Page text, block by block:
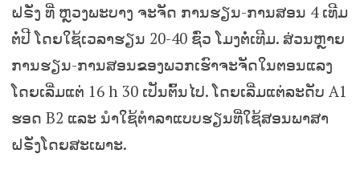
ຝຣັ່ງ ທີ່ ຫຼວງພະບາງ ຈະຈັດ ການຮຽນ-ການສອນ 4 ເທີມ
ຕໍ່ປີ ໂດຍໃຊ້ເວລາຮຽນ 20-40 ຊົ່ວ ໂມງຕໍ່ເທີມ. ສ່ວນຫຼາຍ
ການຮຽນ-ການສອນຂອງພວກເຮົາຈະຈັດໃນຕອນແລງ
ໂດຍເລີ່ມແຕ່ 16 h 30 ເປັນຕົ້ນໄປ. ໂດຍເລີ່ມແຕ່ລະດັບ A1
ຮອດ B2 ແລະ ນຳໃຊ້ຕຳລາແບບຮຽນທີ່ໃຊ້ສອນພາສາ
ຝຣັ່ງໂດຍສະເພາະ.